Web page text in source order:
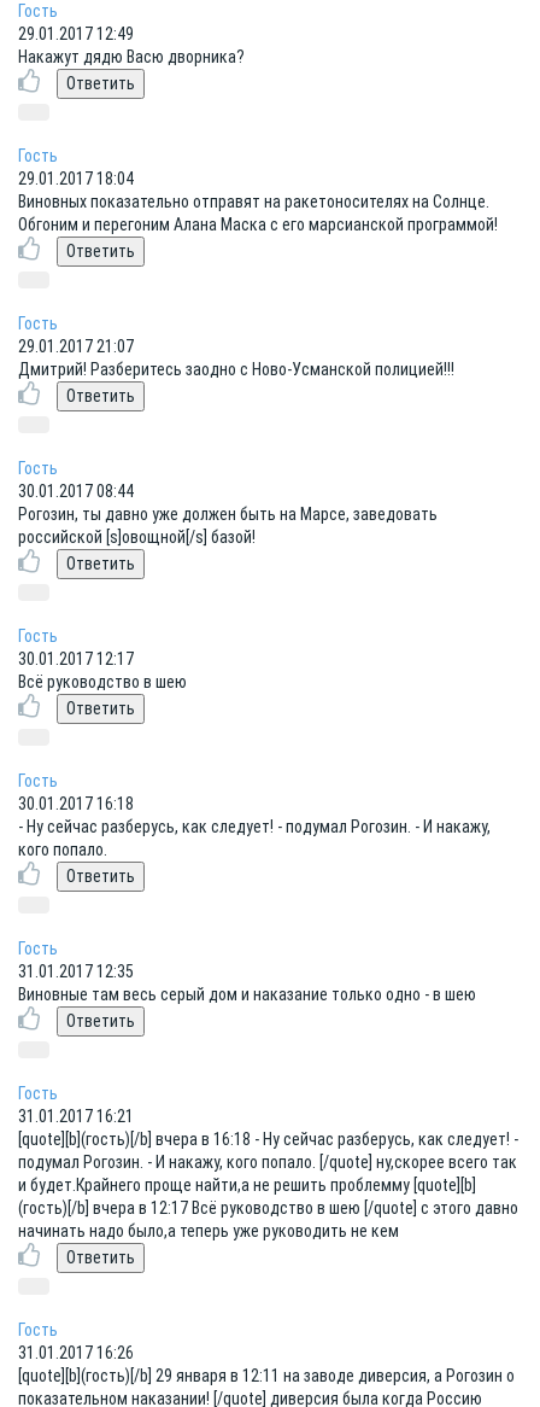
Гость
29.01.2017 12:49
Накажут дядю Васю дворника?
Гость
29.01.2017 18:04
Виновных показательно отправят на ракетоносителях на Солнце.
Обгоним и перегоним Алана Маска с его марсианской программой!
Гость
29.01.2017 21:07
Дмитрий! Разберитесь заодно с Ново-Усманской полицией!!!
Гость
30.01.2017 08:44
Рогозин, ты давно уже должен быть на Марсе, заведовать
российской [s]овощной[/s] базой!
Гость
30.01.2017 12:17
Всё руководство в шею
Гость
30.01.2017 16:18
- Ну сейчас разберусь, как следует! - подумал Рогозин. - И накажу,
кого попало.
Гость
31.01.2017 12:35
Виновные там весь серый дом и наказание только одно - в шею
Гость
31.01.2017 16:21
[quote][b](гость)[/b] вчера в 16:18 - Ну сейчас разберусь, как следует! -
подумал Рогозин. - И накажу, кого попало. [/quote] ну,скорее всего так
и будет.Крайнего проще найти,а не решить проблемму [quote][b]
(гость)[/b] вчера в 12:17 Всё руководство в шею [/quote] с этого давно
начинать надо было,а теперь уже руководить не кем
Гость
31.01.2017 16:26
[quote][b](гость)[/b] 29 января в 12:11 на заводе диверсия, а Рогозин о
показательном наказании! [/quote] диверсия была когда Россию